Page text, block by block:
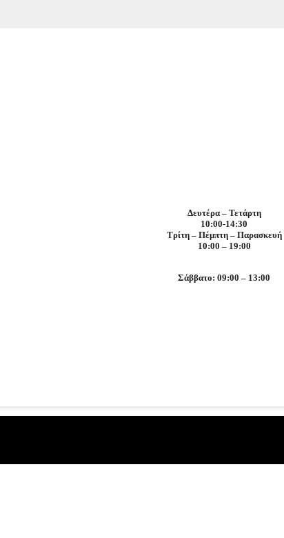
Δευτέρα – Τετάρτη
10:00-14:30
Τρίτη – Πέμπτη – Παρασκευή
10:00 – 19:00
Σάββατο: 09:00 – 13:00